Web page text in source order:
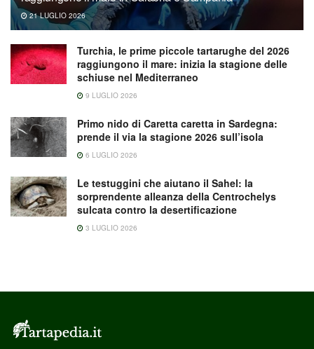
21 LUGLIO 2026
Turchia, le prime piccole tartarughe del 2026
raggiungono il mare: inizia la stagione delle
schiuse nel Mediterraneo
9 LUGLIO 2026
Primo nido di Caretta caretta in Sardegna:
prende il via la stagione 2026 sull’isola
6 LUGLIO 2026
Le testuggini che aiutano il Sahel: la
sorprendente alleanza della Centrochelys
sulcata contro la desertificazione
3 LUGLIO 2026